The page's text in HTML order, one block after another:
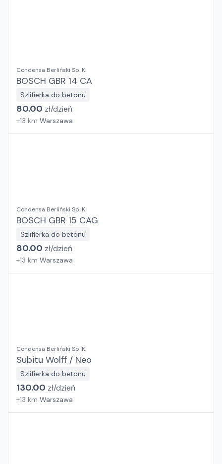
Condensa Berliński Sp. K.
BOSCH GBR 14 CA
Szlifierka do betonu
80.00 zł/dzień
+13 km Warszawa
Condensa Berliński Sp. K.
BOSCH GBR 15 CAG
Szlifierka do betonu
80.00 zł/dzień
+13 km Warszawa
Condensa Berliński Sp. K.
Subitu Wolff / Neo
Szlifierka do betonu
130.00 zł/dzień
+13 km Warszawa